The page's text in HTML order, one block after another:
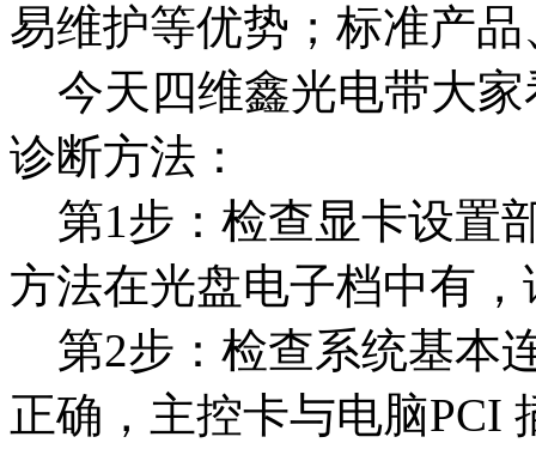
易维护等优势；标准产
今天四维鑫光电带大家
诊断方法：
第1步：检查显卡设置
方法在光盘电子档中有
第2步：检查系统基本
正确，主控卡与电脑PCI